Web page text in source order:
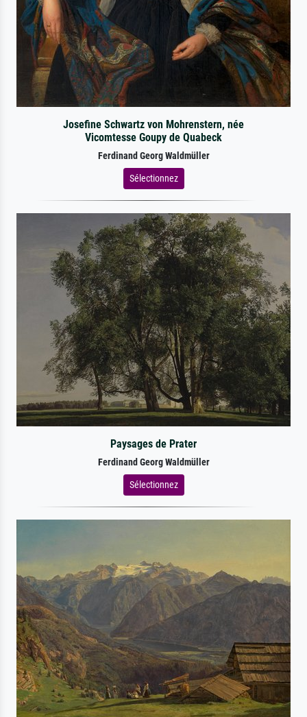
Josefine Schwartz von Mohrenstern, née
Vicomtesse Goupy de Quabeck
Ferdinand Georg Waldmüller
Sélectionnez
Paysages de Prater
Ferdinand Georg Waldmüller
Sélectionnez